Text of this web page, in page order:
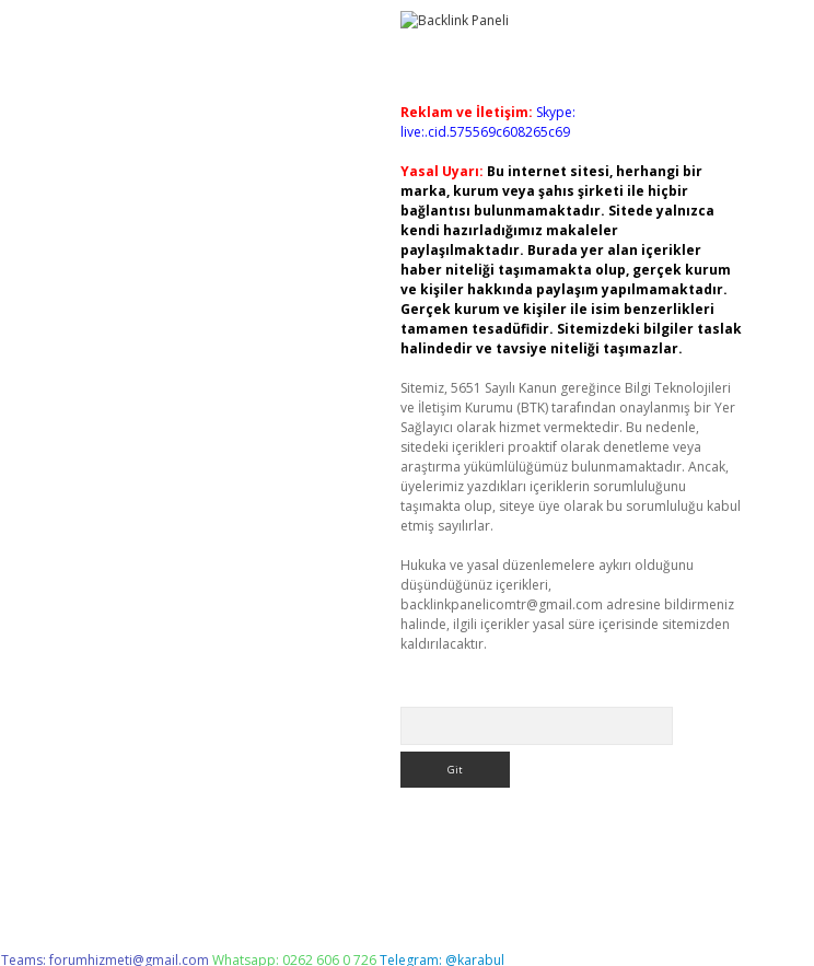
Reklam ve İletişim: Skype:
live:.cid.575569c608265c69
Yasal Uyarı: Bu internet sitesi, herhangi bir
marka, kurum veya şahıs şirketi ile hiçbir
bağlantısı bulunmamaktadır. Sitede yalnızca
kendi hazırladığımız makaleler
paylaşılmaktadır. Burada yer alan içerikler
haber niteliği taşımamakta olup, gerçek kurum
ve kişiler hakkında paylaşım yapılmamaktadır.
Gerçek kurum ve kişiler ile isim benzerlikleri
tamamen tesadüfidir. Sitemizdeki bilgiler taslak
halindedir ve tavsiye niteliği taşımazlar.
Sitemiz, 5651 Sayılı Kanun gereğince Bilgi Teknolojileri
ve İletişim Kurumu (BTK) tarafından onaylanmış bir Yer
Sağlayıcı olarak hizmet vermektedir. Bu nedenle,
sitedeki içerikleri proaktif olarak denetleme veya
araştırma yükümlülüğümüz bulunmamaktadır. Ancak,
üyelerimiz yazdıkları içeriklerin sorumluluğunu
taşımakta olup, siteye üye olarak bu sorumluluğu kabul
etmiş sayılırlar.
Hukuka ve yasal düzenlemelere aykırı olduğunu
düşündüğünüz içerikleri,
backlinkpanelicomtr@gmail.com adresine bildirmeniz
halinde, ilgili içerikler yasal süre içerisinde sitemizden
kaldırılacaktır.
Teams:forumhizmeti@gmail.com Whatsapp: 0262 606 0 726Telegram: @karabul